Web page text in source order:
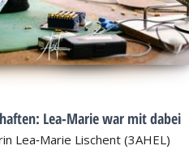
Lea-Marie war mit dabei
Lea‑Marie Lischent (3AHEL)